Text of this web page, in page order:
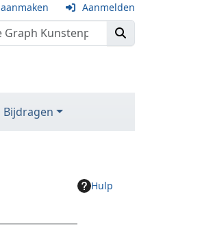
Aanmelden
Bijdragen
Hulp